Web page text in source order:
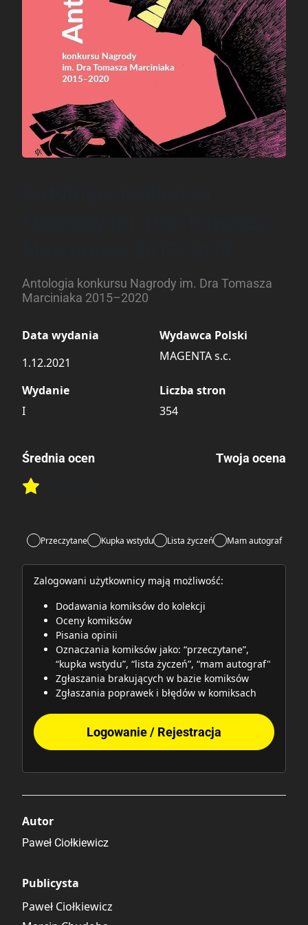
Antologia konkursu Nagrody im. Dra Tomasza
Marciniaka 2015–2020
Data wydania
1.12.2021
Wydawca Polski
MAGENTA s.c.
Wydanie
I
Liczba stron
354
Średnia ocen
Rate this item:
Twoja ocena
Przeczytane Kupka wstydu Lista życzeń Mam autograf
Zalogowani użytkownicy mają możliwość:
Dodawania komiksów do kolekcji
Oceny komiksów
Pisania opinii
Oznaczania komiksów jako: “przeczytane”,
“kupka wstydu”, “lista życzeń”, “mam autograf"
Zgłaszania brakujących w bazie komiksów
Zgłaszania poprawek i błędów w komiksach
Logowanie / Rejestracja
Autor
Paweł Ciołkiewicz
Publicysta
Paweł Ciołkiewicz